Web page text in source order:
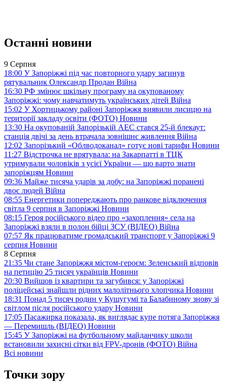
Останні новини
9 Серпня
18:00 У Запоріжжі під час повторного удару загинув
рятувальник Олександр Продан Війна
16:30 РФ змінює шкільну програму на окупованому
Запоріжжі: чому навчатимуть українських дітей Війна
15:02 У Хортицькому районі Запоріжжя виявили лисицю на
території закладу освіти (ФОТО) Новини
13:30 На окупованій Запорізькій АЕС стався 25-й блекаут:
станція двічі за день втрачала зовнішнє живлення Війна
12:02 Запорізький «Облводоканал» готує нові тарифи Новини
11:27 Відстрочка не врятувала: на Закарпатті в ТЦК
утримували чоловіків з усієї України — що варто знати
запоріжцям Новини
09:36 Майже тисяча ударів за добу: на Запоріжжі поранені
двоє людей Війна
08:55 Енергетики попереджають про ранкове відключення
світла 9 серпня в Запоріжжі Новини
08:15 Героя російського відео про «захоплення» села на
Запоріжжі взяли в полон бійці ЗСУ (ВІДЕО) Війна
07:57 Як працюватиме громадський транспорт у Запоріжжі 9
серпня Новини
8 Серпня
21:35 Чи стане Запоріжжя містом-героєм: Зеленський відповів
на петицію 25 тисяч українців Новини
20:30 Вийшов із квартири та загубився: у Запоріжжі
поліцейські знайшли рідних малолітнього хлопчика Новини
18:31 Понад 5 тисяч родин у Кушугумі та Балабиному знову зі
світлом після російського удару Новини
17:05 Пасажирка показала, як виглядає купе потяга Запоріжжя
— Перемишль (ВІДЕО) Новини
15:45 У Запоріжжі на футбольному майданчику школи
встановили захисні сітки від FPV-дронів (ФОТО) Війна
Всі новини
Точки зору